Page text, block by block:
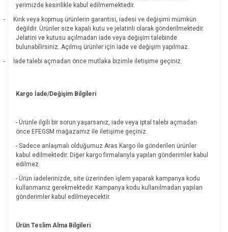
yerimizde kesinlikle kabul edilmemektedir.
-
Kırık veya kopmuş ürünlerin garantisi, iadesi ve değişimi mümkün
değildir. Ürünler size kapalı kutu ve jelatinli olarak gönderilmektedir.
Jelatini ve kutusu açılmadan iade veya değişim talebinde
bulunabilirsiniz. Açılmış ürünler için iade ve değişim yapılmaz.
-
İade talebi açmadan önce mutlaka bizimle iletişime geçiniz.
Kargo İade/Değişim Bilgileri
- Ürünle ilgili bir sorun yaşarsanız, iade veya iptal talebi açmadan
önce EFEGSM mağazamız ile iletişime geçiniz.
- Sadece anlaşmalı olduğumuz Aras Kargo ile gönderilen ürünler
kabul edilmektedir. Diğer kargo firmalarıyla yapılan gönderimler kabul
edilmez.
- Ürün iadelerinizde, site üzerinden işlem yaparak kampanya kodu
kullanmanız gerekmektedir. Kampanya kodu kullanılmadan yapılan
gönderimler kabul edilmeyecektir.
Ürün Teslim Alma Bilgileri